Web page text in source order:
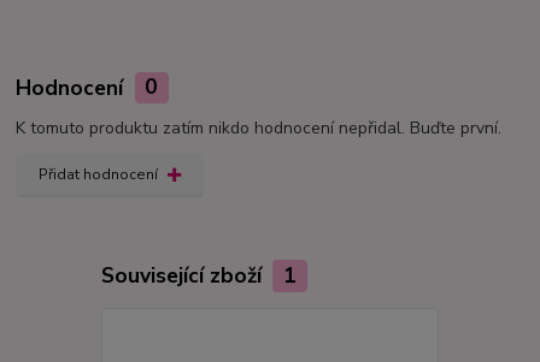
Hodnocení 0
K tomuto produktu zatím nikdo hodnocení nepřidal. Buďte první.
Přidat hodnocení
Související zboží 1